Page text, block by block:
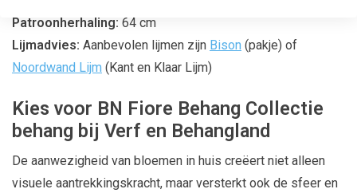
Patroonherhaling: 64 cm
Lijmadvies: Aanbevolen lijmen zijn Bison (pakje) of
Noordwand Lijm (Kant en Klaar Lijm)
Kies voor BN Fiore Behang Collectie
behang bij Verf en Behangland
De aanwezigheid van bloemen in huis creëert niet alleen
visuele aantrekkingskracht, maar versterkt ook de sfeer en